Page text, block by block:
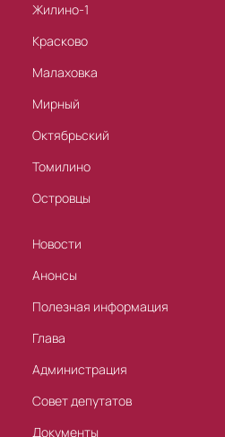
Жилино-1
Красково
Малаховка
Мирный
Октябрьский
Томилино
Островцы
Новости
Анонсы
Полезная информация
Глава
Администрация
Совет депутатов
Документы